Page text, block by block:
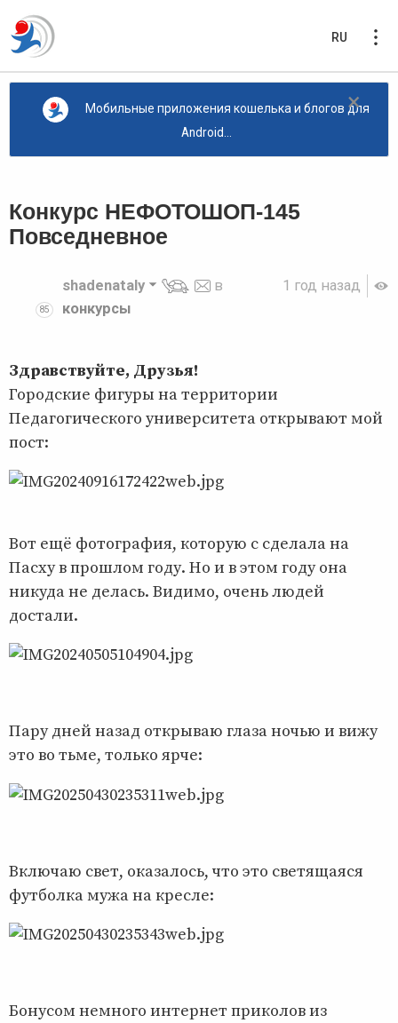
RU
×
Мобильные приложения кошелька и блогов для
Android...
Конкурс НЕФОТОШОП-145
Повседневное
1 год назад
85
shadenataly
в
конкурсы
Здравствуйте, Друзья!
Городские фигуры на территории
Педагогического университета открывают мой
пост:
Вот ещё фотография, которую с сделала на
Пасху в прошлом году. Но и в этом году она
никуда не делась. Видимо, очень людей
достали.
Пару дней назад открываю глаза ночью и вижу
это во тьме, только ярче:
Включаю свет, оказалось, что это светящаяся
футболка мужа на кресле:
Бонусом немного интернет приколов из